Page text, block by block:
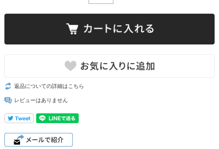
返品についての詳細はこちら
レビューはありません